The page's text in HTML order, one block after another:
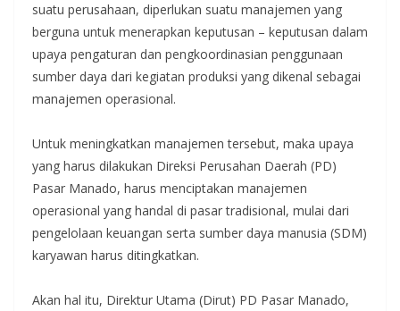
suatu perusahaan, diperlukan suatu manajemen yang
berguna untuk menerapkan keputusan – keputusan dalam
upaya pengaturan dan pengkoordinasian penggunaan
sumber daya dari kegiatan produksi yang dikenal sebagai
manajemen operasional.
Untuk meningkatkan manajemen tersebut, maka upaya
yang harus dilakukan Direksi Perusahan Daerah (PD)
Pasar Manado, harus menciptakan manajemen
operasional yang handal di pasar tradisional, mulai dari
pengelolaan keuangan serta sumber daya manusia (SDM)
karyawan harus ditingkatkan.
Akan hal itu, Direktur Utama (Dirut) PD Pasar Manado,